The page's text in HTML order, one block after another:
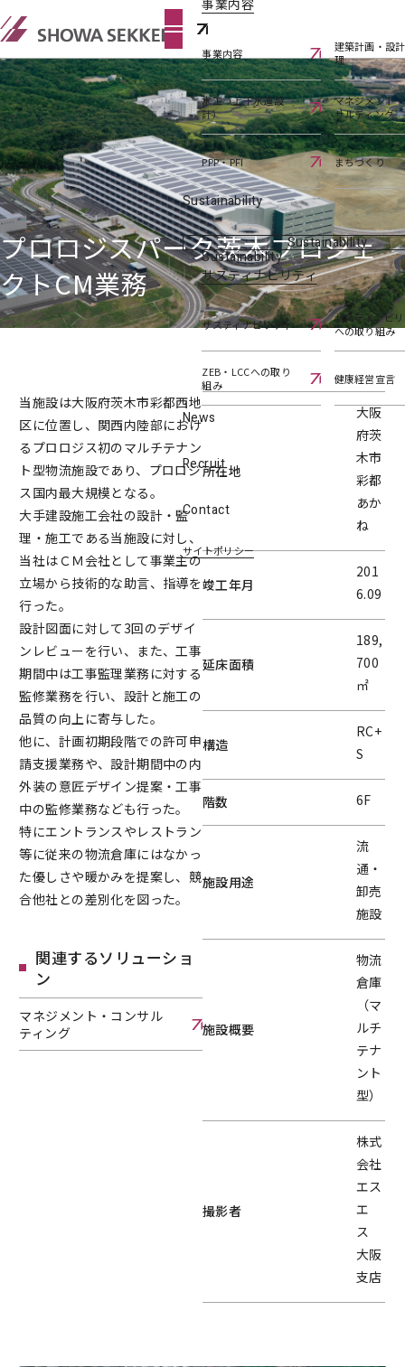
事業内容
事業内容
建築計画・設
理
水工（上下水道設
計）
マネジメント
サルティング
PPP・PFI まちづくり
Sustainability
Sustainability
Sustainability
サスティナビリティ
サスティナビリティ
サスティナビ
への取り組み
ZEB・LCCへの取り
組み
健康経営宣言
News
Recruit
Contact
サイトポリシー
プロロジスパーク茨木プロジェ
クトCM業務
関連するソリューショ
ン
マネジメント・コンサル
ティング
当施設は大阪府茨木市彩都西地
区に位置し、関西内陸部におけ
るプロロジス初のマルチテナン
ト型物流施設であり、プロロジ
ス国内最大規模となる。
大手建設施工会社の設計・監
理・施工である当施設に対し、
当社はＣＭ会社として事業主の
立場から技術的な助言、指導を
行った。
設計図面に対して3回のデザイ
ンレビューを行い、また、工事
期間中は工事監理業務に対する
監修業務を行い、設計と施工の
品質の向上に寄与した。
他に、計画初期段階での許可申
請支援業務や、設計期間中の内
外装の意匠デザイン提案・工事
中の監修業務なども行った。
特にエントランスやレストラン
等に従来の物流倉庫にはなかっ
た優しさや暖かみを提案し、競
合他社との差別化を図った。
所在地
大阪
府茨
木市
彩都
あか
ね
竣工年月
201
6.09
延床面積
189,
700
㎡
構造
RC+
S
階数 6F
施設用途
流
通・
卸売
施設
施設概要
物流
倉庫
（マ
ルチ
テナ
ント
型）
撮影者
株式
会社
エス
エ
ス
大阪
支店